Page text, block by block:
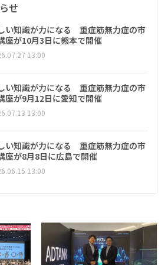
せ
い知識が力になる 重症筋無力症の市
座が10月3日に熊本で開催
13:00
い知識が力になる 重症筋無力症の市
座が9月12日に愛知で開催
13:00
い知識が力になる 重症筋無力症の市
座が8月8日に広島で開催
13:00